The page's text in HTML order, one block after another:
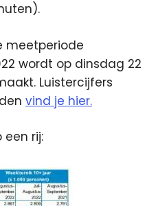
meetperiode
wordt op dinsdag 22
Luistercijfers
vind je hier.
rij: